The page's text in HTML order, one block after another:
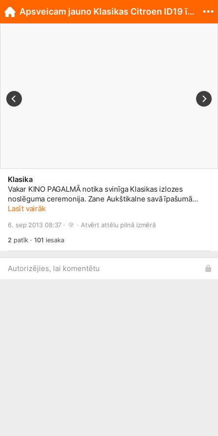
Klasika
Vakar KINO PAGALMĀ notika svinīga Klasikas izlozes
noslēguma ceremonija. Zane Aukštikalne savā īpašumā
saņēma klasisko Citroen ID19. Apsveicam!
Lasīt vairāk
6. sep 2013 08:37 · · Atvērt attēlu pilnā izmērā
2 patīk ·101 iesaka
Autorizējies, lai komentētu
Apsveicam jauno Klasikas Citroen ID19 īpašnieci!